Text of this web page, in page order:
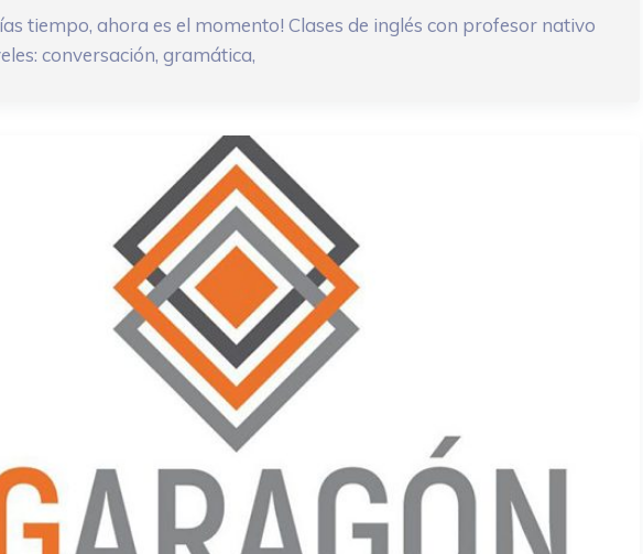
tiempo, ahora es el momento! Clases de inglés con profesor nativo
conversación, gramática,